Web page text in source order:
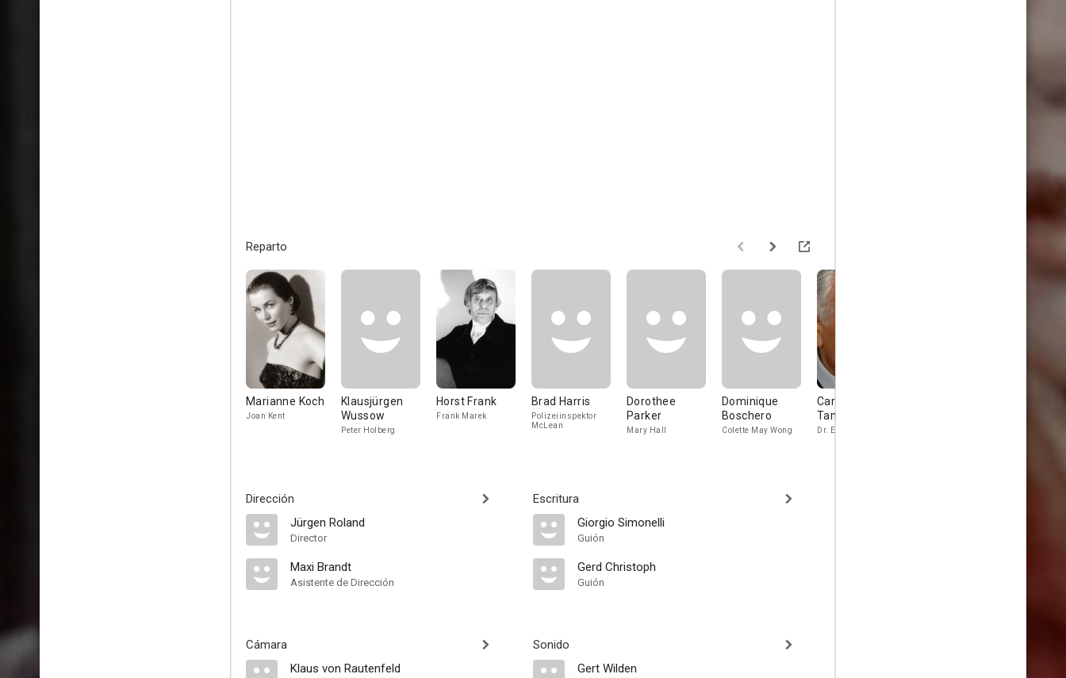
Reparto
Marianne Koch
Joan Kent
Klausjürgen
Wussow
Peter Holberg
Horst Frank
Frank Marek
Brad Harris
Polizeiinspektor
McLean
Dorothee
Parker
Mary Hall
Dominique
Boschero
Colette May Wong
Carlo
Tamberlani
Dr. Ellington
Dirección
Jürgen Roland
Director
Maxi Brandt
Asistente de Dirección
Cámara
Klaus von Rautenfeld
Escritura
Giorgio Simonelli
Guión
Gerd Christoph
Guión
Sonido
Gert Wilden